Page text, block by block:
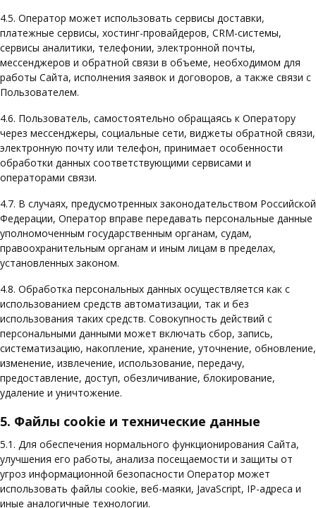
4.5. Оператор может использовать сервисы доставки,
платежные сервисы, хостинг-провайдеров, CRM-системы,
сервисы аналитики, телефонии, электронной почты,
мессенджеров и обратной связи в объеме, необходимом для
работы Сайта, исполнения заявок и договоров, а также связи с
Пользователем.
4.6. Пользователь, самостоятельно обращаясь к Оператору
через мессенджеры, социальные сети, виджеты обратной связи,
электронную почту или телефон, принимает особенности
обработки данных соответствующими сервисами и
операторами связи.
4.7. В случаях, предусмотренных законодательством Российской
Федерации, Оператор вправе передавать персональные данные
уполномоченным государственным органам, судам,
правоохранительным органам и иным лицам в пределах,
установленных законом.
4.8. Обработка персональных данных осуществляется как с
использованием средств автоматизации, так и без
использования таких средств. Совокупность действий с
персональными данными может включать сбор, запись,
систематизацию, накопление, хранение, уточнение, обновление,
изменение, извлечение, использование, передачу,
предоставление, доступ, обезличивание, блокирование,
удаление и уничтожение.
5. Файлы cookie и технические данные
5.1. Для обеспечения нормального функционирования Сайта,
улучшения его работы, анализа посещаемости и защиты от
угроз информационной безопасности Оператор может
использовать файлы cookie, веб-маяки, JavaScript, IP-адреса и
иные аналогичные технологии.